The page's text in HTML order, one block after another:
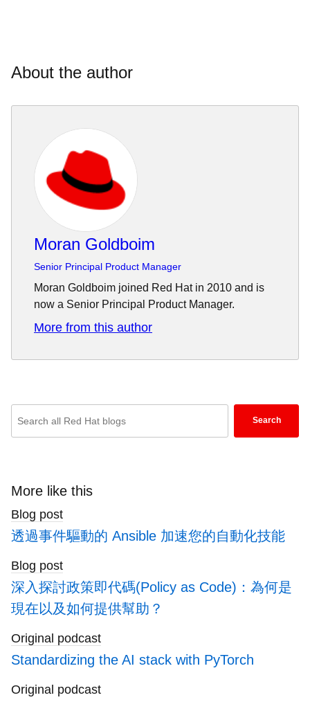
About the author
Moran Goldboim
Senior Principal Product Manager
Moran Goldboim joined Red Hat in 2010 and is
now a Senior Principal Product Manager.
More from this author
search
Search
More like this
Blog post
透過事件驅動的 Ansible 加速您的自動化技能
Blog post
深入探討政策即代碼(Policy as Code)：為何是
現在以及如何提供幫助？
Original podcast
Standardizing the AI stack with PyTorch
Original podcast